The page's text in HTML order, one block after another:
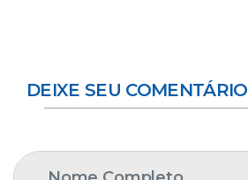
DEIXE SEU COMENTÁRIO